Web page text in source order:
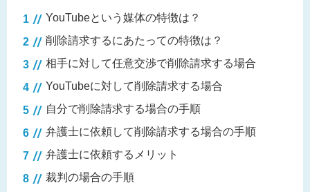
YouTubeという媒体の特徴は？
削除請求するにあたっての特徴は？
相手に対して任意交渉で削除請求する場合
YouTubeに対して削除請求する場合
自分で削除請求する場合の手順
弁護士に依頼して削除請求する場合の手順
弁護士に依頼するメリット
裁判の場合の手順